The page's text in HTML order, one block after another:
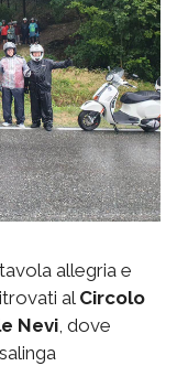
allegria e
al Circolo
Nevi, dove